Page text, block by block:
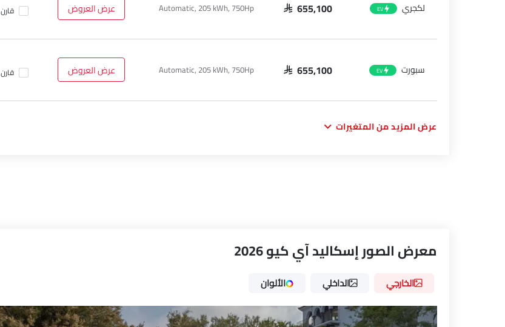
لكجري EV
SAR 655,100
Automatic, 205 kWh, 750Hp عرض العروض قارن
سبورت EV
SAR 655,100
Automatic, 205 kWh, 750Hp عرض العروض قارن
عرض المزيد من المتغيرات
معرض الصور إسكاليد آي كيو 2026
الخارجي الداخلي الألوان